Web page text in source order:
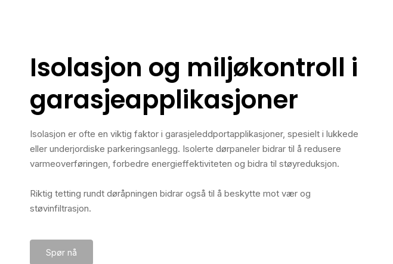
Isolasjon og miljøkontroll i
garasjeapplikasjoner
Isolasjon er ofte en viktig faktor i garasjeleddportapplikasjoner, spesielt i lukkede
eller underjordiske parkeringsanlegg. Isolerte dørpaneler bidrar til å redusere
varmeoverføringen, forbedre energieffektiviteten og bidra til støyreduksjon.
Riktig tetting rundt døråpningen bidrar også til å beskytte mot vær og
støvinfiltrasjon.
Spør nå